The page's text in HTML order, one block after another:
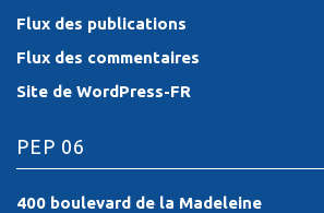
Flux des publications
Flux des commentaires
Site de WordPress-FR
PEP 06
400 boulevard de la Madeleine